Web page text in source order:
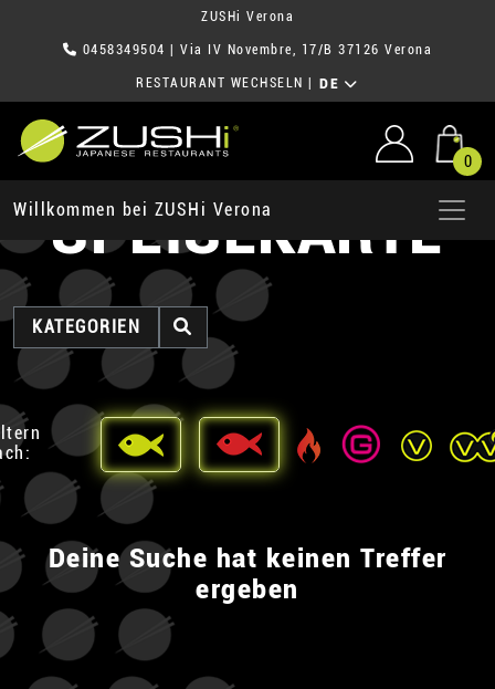
ZUSHi Verona
0458349504 | Via IV Novembre, 17/B 37126 Verona
RESTAURANT WECHSELN DE
0
Willkommen bei ZUSHi Verona
SPEISEKARTE
KATEGORIEN
Deine Suche hat keinen Treffer
ergeben